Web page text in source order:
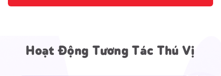
Hoạt Động Tương Tác Thú Vị